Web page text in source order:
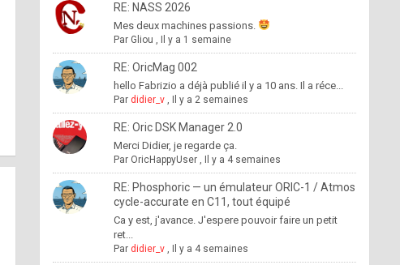
RE: NASS 2026
Mes deux machines passions.
Par Gliou , Il y a 1 semaine
RE: OricMag 002
hello Fabrizio a déjà publié il y a 10 ans. Il a réce...
Par didier_v, Il y a 2 semaines
RE: Oric DSK Manager 2.0
Merci Didier, je regarde ça.
Par OricHappyUser, Il y a 4 semaines
RE: Phosphoric — un émulateur ORIC-1 / Atmos
cycle-accurate en C11, tout équipé
Ca y est, j'avance. J'espere pouvoir faire un petit
ret...
Par didier_v, Il y a 4 semaines